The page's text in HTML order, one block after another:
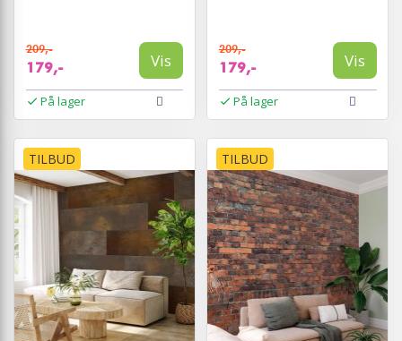
209,-
179,- Vis
På lager
209,-
179,- Vis
På lager
TILBUD TILBUD